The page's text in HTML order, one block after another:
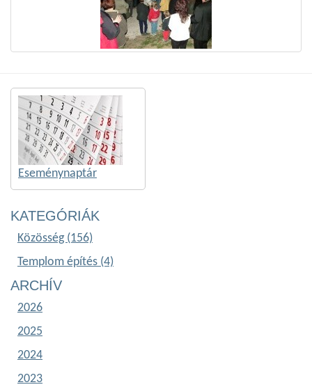
Eseménynaptár
KATEGÓRIÁK
Közösség (156)
Templom építés (4)
ARCHÍV
2026
2025
2024
2023